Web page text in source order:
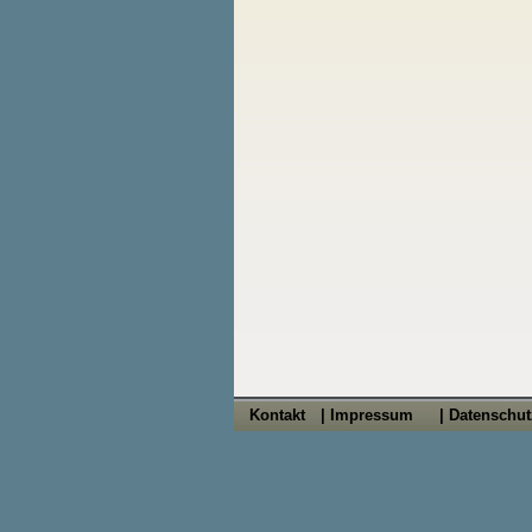
Kontakt | Impressum |